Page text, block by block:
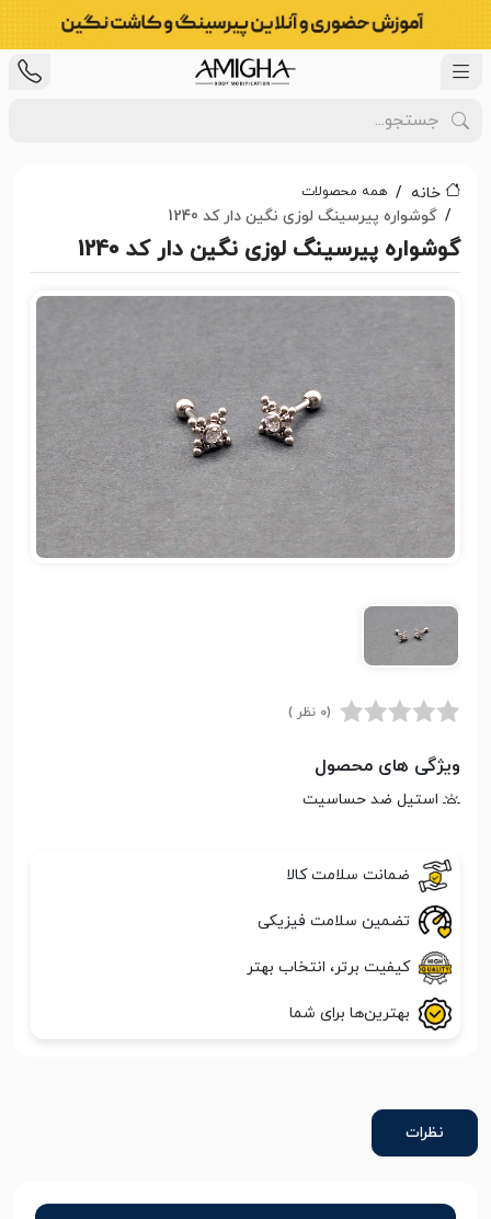
خانه همه محصولات
گوشواره پیرسینگ لوزی نگین دار کد 1240
گوشواره پیرسینگ لوزی نگین دار کد 1240
(0 نظر )
ویژگی های محصول
استیل ضد حساسیت
ضمانت سلامت کالا
تضمین سلامت فیزیکی
کیفیت برتر، انتخاب بهتر
بهترین‌ها برای شما
نظرات